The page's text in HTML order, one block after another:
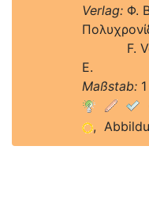
Verlag:Φ.
F.
E.
Maßstab:1
,